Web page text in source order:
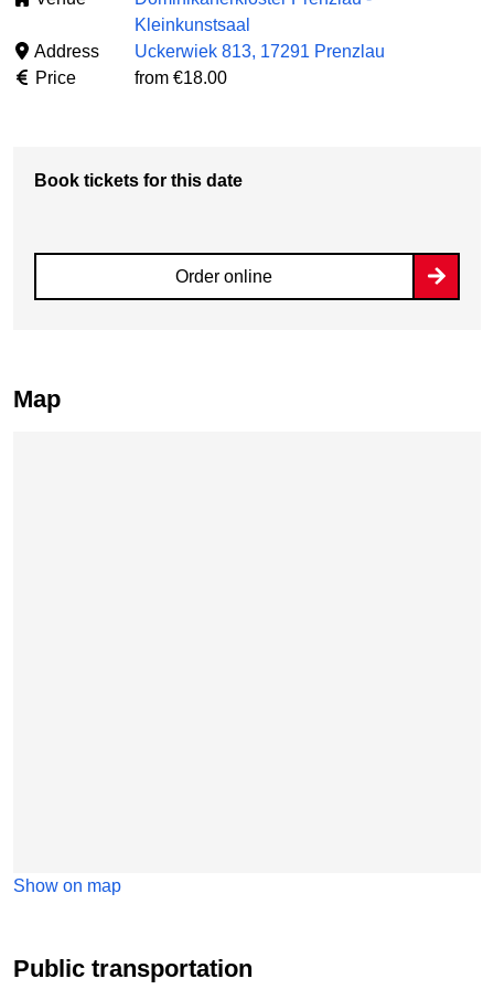
Kleinkunstsaal
Address
Uckerwiek 813, 17291 Prenzlau
Price
from €18.00
Book tickets for this date
Order online
Map
Show on map
Public transportation